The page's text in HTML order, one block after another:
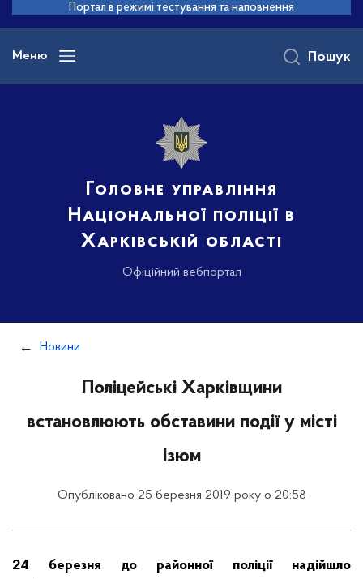
основного
вмісту
Портал в режимі тестування та наповнення
Меню
Головне управління
Національної поліції в
Харківській області
Офіційний вебпортал
Пошук
Новини
Поліцейські Харківщини
встановлюють обставини події у місті
Ізюм
Опубліковано 25 березня 2019 року о 20:58
24 березня до районної поліції надійшло